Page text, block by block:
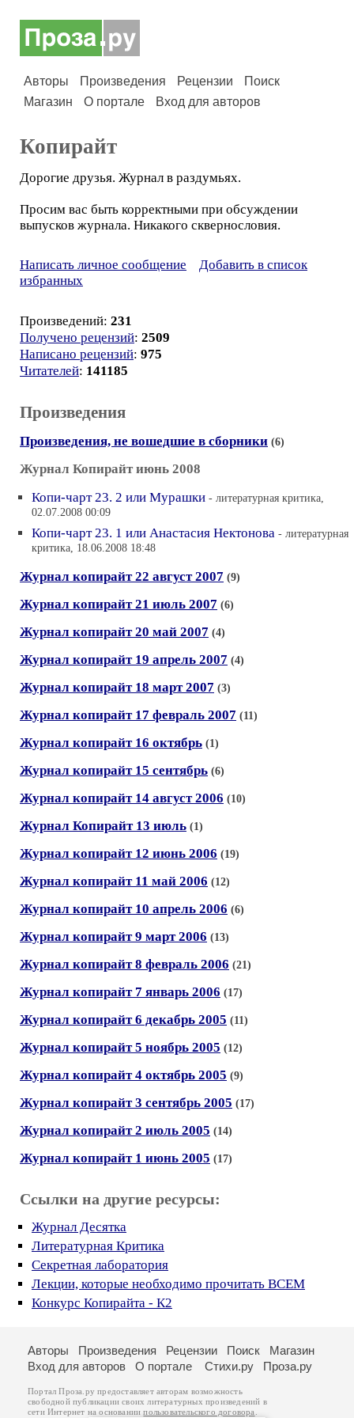
Авторы Произведения Рецензии
Поиск
Магазин
О портале Вход для авторов
Копирайт
Дорогие друзья. Журнал в раздумьях.
Просим вас быть корректными при обсуждении
выпусков журнала. Никакого сквернословия.
Написать личное сообщение
Добавить в список
избранных
Произведений: 231
Получено рецензий: 2509
Написано рецензий: 975
Читателей: 141185
Произведения
Произведения, не вошедшие в сборники (6)
Журнал Копирайт июнь 2008
Копи-чарт 23. 2 или Мурашки - литературная критика,
02.07.2008 00:09
Копи-чарт 23. 1 или Анастасия Нектонова - литературная
критика, 18.06.2008 18:48
Журнал копирайт 22 август 2007 (9)
Журнал копирайт 21 июль 2007 (6)
Журнал копирайт 20 май 2007 (4)
Журнал копирайт 19 апрель 2007 (4)
Журнал копирайт 18 март 2007 (3)
Журнал копирайт 17 февраль 2007 (11)
Журнал копирайт 16 октябрь (1)
Журнал копирайт 15 сентябрь (6)
Журнал копирайт 14 август 2006 (10)
Журнал Копирайт 13 июль (1)
Журнал копирайт 12 июнь 2006 (19)
Журнал копирайт 11 май 2006 (12)
Журнал копирайт 10 апрель 2006 (6)
Журнал копирайт 9 март 2006 (13)
Журнал копирайт 8 февраль 2006 (21)
Журнал копирайт 7 январь 2006 (17)
Журнал копирайт 6 декабрь 2005 (11)
Журнал копирайт 5 ноябрь 2005 (12)
Журнал копирайт 4 октябрь 2005 (9)
Журнал копирайт 3 сентябрь 2005 (17)
Журнал копирайт 2 июль 2005 (14)
Журнал копирайт 1 июнь 2005 (17)
Ссылки на другие ресурсы:
Журнал Десятка
Литературная Критика
Секретная лаборатория
Лекции, которые необходимо прочитать ВСЕМ
Конкурс Копирайта - К2
Авторы Произведения Рецензии Поиск
Магазин
Вход для авторов
О портале Стихи.ру Проза.ру
Портал Проза.ру предоставляет авторам возможность
свободной публикации своих литературных произведений в
сети Интернет на основаниипользовательского договора